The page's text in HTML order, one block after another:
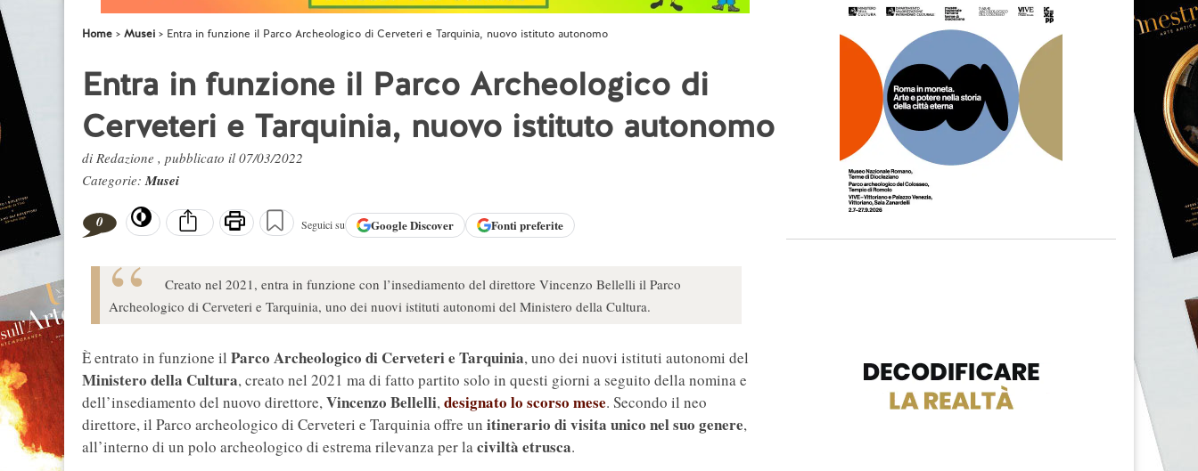
Home Musei Entra in funzione il Parco Archeologico di Cerveteri e Tarquinia, nuovo istituto autonomo
Entra in funzione il Parco Archeologico di
Cerveteri e Tarquinia, nuovo istituto autonomo
di Redazione , pubblicato il 07/03/2022
Categorie:Musei
0 Seguici su GoogleDiscover Fonti preferite
Creato nel 2021, entra in funzione con l’insediamento del direttore Vincenzo Bellelli il Parco
Archeologico di Cerveteri e Tarquinia, uno dei nuovi istituti autonomi del Ministero della Cultura.
È entrato in funzione il Parco Archeologico di Cerveteri e Tarquinia, uno dei nuovi istituti autonomi del
Ministero della Cultura, creato nel 2021 ma di fatto partito solo in questi giorni a seguito della nomina e
dell’insediamento del nuovo direttore,Vincenzo Bellelli,designato lo scorso mese. Secondo il neo
direttore, il Parco archeologico di Cerveteri e Tarquinia offre un itinerario di visita unico nel suo genere,
all’interno di un polo archeologico di estrema rilevanza per laciviltà etrusca.